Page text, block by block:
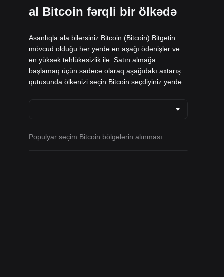
al Bitcoin fərqli bir ölkədə
Asanlıqla ala bilərsiniz Bitcoin (Bitcoin) Bitgetin
mövcud olduğu hər yerdə ən aşağı ödənişlər və
ən yüksək təhlükəsizlik ilə. Satın almağa
başlamaq üçün sadəcə olaraq aşağıdakı axtarış
qutusunda ölkənizi seçin Bitcoin seçdiyiniz yerdə:
Populyar seçim Bitcoin bölgələrin alınması.